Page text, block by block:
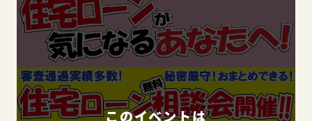
このイベントは